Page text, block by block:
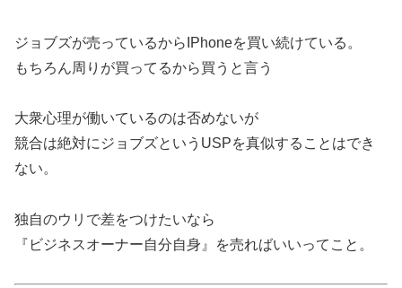
ジョブズが売っているからIPhoneを買い続けている。
もちろん周りが買ってるから買うと言う
大衆心理が働いているのは否めないが
競合は絶対にジョブズというUSPを真似することはでき
ない。
独自のウリで差をつけたいなら
『ビジネスオーナー自分自身』を売ればいいってこと。